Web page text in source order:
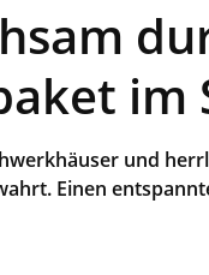
im
und
Einen